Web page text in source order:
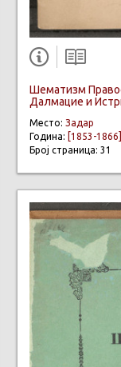
Шематизм
Далмацие и
Место: Задар
Година: [1853-1866]
Број страница: 31